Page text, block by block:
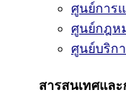
ศูนย์การ
ศูนย์กฎห
ศูนย์บริก
สารสนเทศแล